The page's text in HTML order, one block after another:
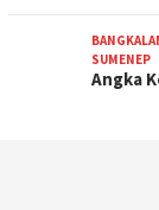
SUMENEP
Angka